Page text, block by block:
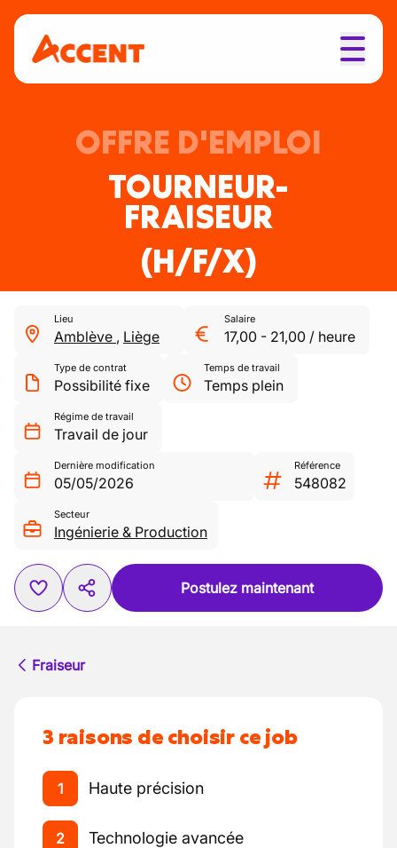
OFFRE D'EMPLOI
TOURNEUR-
FRAISEUR
(H/F/X)
Lieu
Amblève , Liège
Salaire
17,00 - 21,00 / heure
Type de contrat
Possibilité fixe
Temps de travail
Temps plein
Régime de travail
Travail de jour
Dernière modification
05/05/2026
Référence
548082
Secteur
Ingénierie & Production
Postulez maintenant
Fraiseur
3 raisons de choisir ce job
1 Haute précision
2 Technologie avancée